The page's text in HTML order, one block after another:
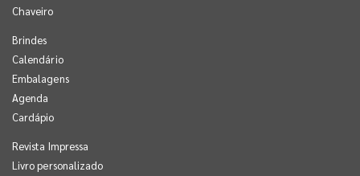
Chaveiro
Brindes
Calendário
Embalagens
Agenda
Cardápio
Revista Impressa
Livro personalizado